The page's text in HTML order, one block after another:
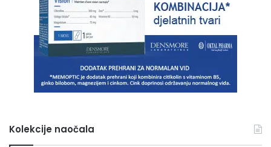
Kolekcije naočala